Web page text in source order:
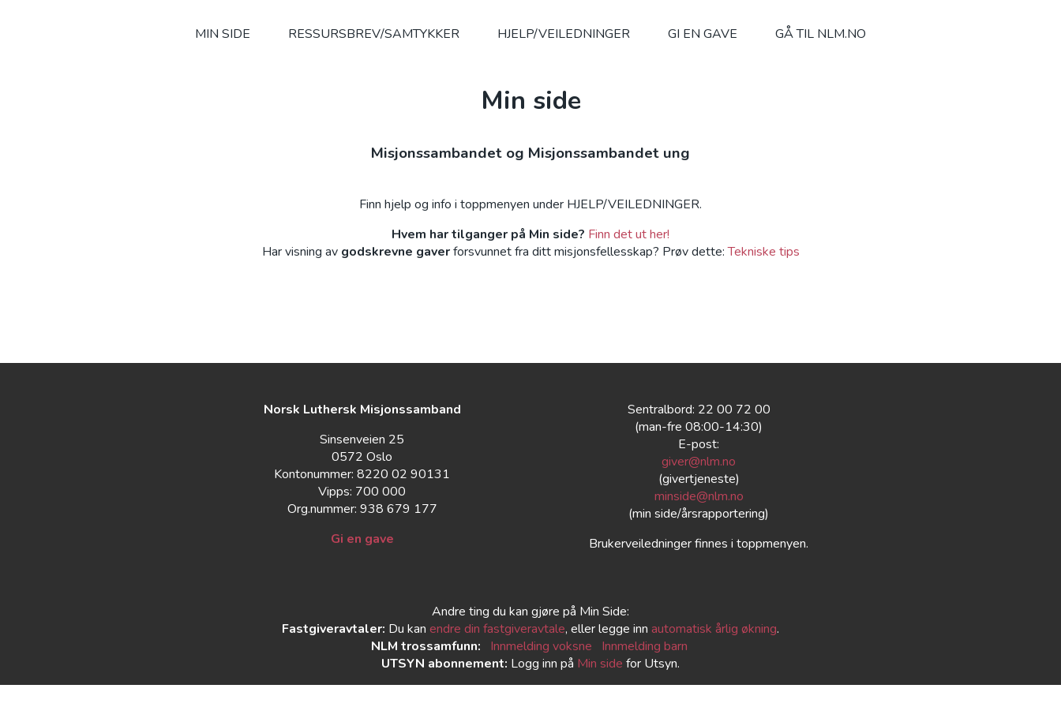
MIN SIDE RESSURSBREV/SAMTYKKER HJELP/VEILEDNINGER GI EN GAVE GÅ TIL NLM.NO
Min side
Misjonssambandet og Misjonssambandet ung
Finn hjelp og info i toppmenyen under HJELP/VEILEDNINGER.
Hvem har tilganger på Min side? Finn det ut her!
Har visning av godskrevne gaverforsvunnet fra ditt misjonsfellesskap? Prøv dette:Tekniske tips
Norsk Luthersk Misjonssamband
Sinsenveien 25
0572 Oslo
Kontonummer: 8220 02 90131
Vipps: 700 000
Org.nummer: 938 679 177
Gi en gave
Sentralbord: 22 00 72 00
(man-fre 08:00-14:30)
E-post:
giver@nlm.no
(givertjeneste)
minside@nlm.no
(min side/årsrapportering)
Brukerveiledninger finnes i toppmenyen.
Andre ting du kan gjøre på Min Side:
Fastgiveravtaler: Du kan endre din fastgiveravtale, eller legge inn automatisk årlig økning.
NLM trossamfunn:
Innmelding voksne
Innmelding barn
UTSYN abonnement: Logg inn på Min side for Utsyn.